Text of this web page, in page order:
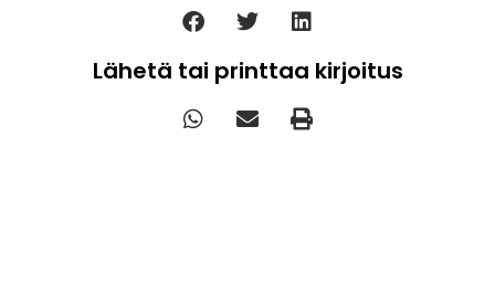
Lähetä tai printtaa kirjoitus